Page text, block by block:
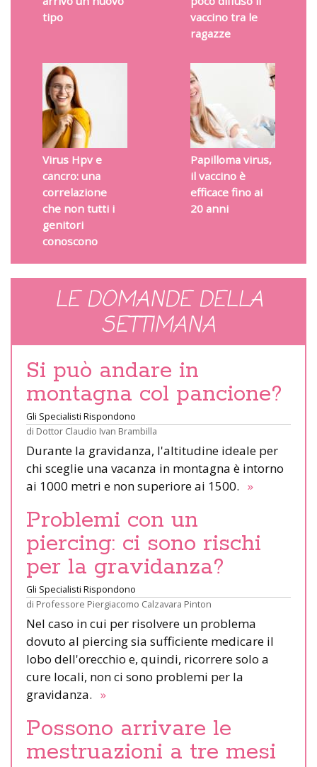
tipo
vaccino tra le
ragazze
Virus Hpv e
cancro: una
correlazione
che non tutti i
genitori
conoscono
Papilloma virus,
il vaccino è
efficace fino ai
20 anni
LE DOMANDE DELLA
SETTIMANA
Si può andare in
montagna col pancione?
Gli Specialisti Rispondono
di Dottor Claudio Ivan Brambilla
Durante la gravidanza, l'altitudine ideale per
chi sceglie una vacanza in montagna è intorno
ai 1000 metri e non superiore ai 1500. »
Problemi con un
piercing: ci sono rischi
per la gravidanza?
Gli Specialisti Rispondono
di Professore Piergiacomo Calzavara Pinton
Nel caso in cui per risolvere un problema
dovuto al piercing sia sufficiente medicare il
lobo dell'orecchio e, quindi, ricorrere solo a
cure locali, non ci sono problemi per la
gravidanza. »
Possono arrivare le
mestruazioni a tre mesi